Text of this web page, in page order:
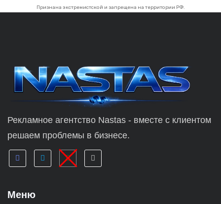
Признана экстремистской и запрещена на территории РФ.
Рекламное агентство Nastas - вместе с клиентом
решаем проблемы в бизнесе.
Меню